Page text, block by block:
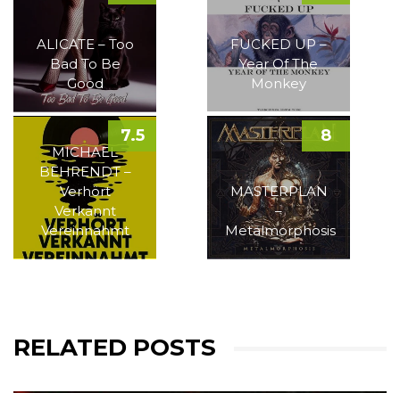
ALICATE – Too
Bad To Be
Good
FUCKED UP –
Year Of The
Monkey
MICHAEL
BEHRENDT –
Verhört
Verkannt
Vereinnahmt
7.5
MASTERPLAN
–
Metalmorphosis
8
RELATED POSTS